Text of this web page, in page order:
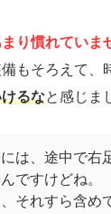
り慣れていま
備もそろえて、
るなと感じま
は、途中で右
ですけどね。
それすら含め